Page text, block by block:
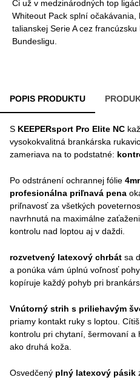
Či už v medzinárodných top
Whiteout Pack splní
talianskej Serie A cez
Bundesligu.
POPIS PRODUKTU
S KEEPERsport Pro Elite NC
vysokokvalitná brankárska
zameriava na to podstatné:
Po odstránení ochrannej fólie
profesionálna priľnavá pena
priľnavosť za všetkých
navrhnutá na maximálne
kontrolu nad loptou aj v daždi.
rozvetvený latexový chrbát sa
a ponúka vám úplnú voľnosť
kopíruje každý pohyb pri
Vnútorný strih s priliehavým
priamy kontakt ruky s loptou.
kontrolu pri chytaní, šermovaní a
ako druhá koža.
Osvedčený plný latexový pásik